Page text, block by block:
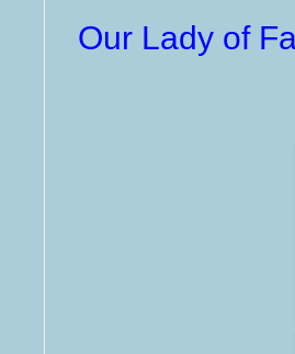
Our Lady of